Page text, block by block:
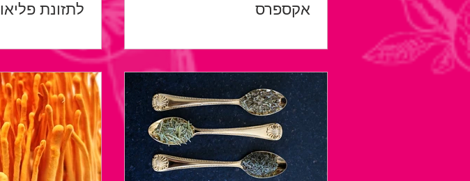
אקספרס
לתזונת פליאו